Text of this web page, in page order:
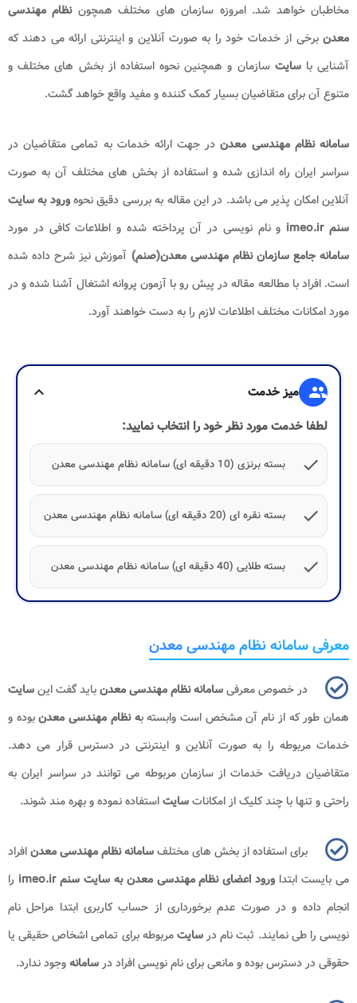
مخاطبان خواهد شد. امروزه سازمان های مختلف همچوننظام مهندسی
معدن برخی از خدمات خود را به صورت آنلاین و اینترنتی ارائه می دهند که
آشنایی باسایتسازمان و همچنین نحوه استفاده از بخش های مختلف و
متنوع آن برای متقاضیان بسیار کمک کننده و مفید واقع خواهد گشت.
سامانه نظام مهندسی معدندر جهت ارائه خدمات به تمامی متقاضیان در
سراسر ایران راه اندازی شده و استفاده از بخش های مختلف آن به صورت
آنلاین امکان پذیر می باشد. در این مقاله به بررسی دقیق نحوهورود به سایت
سنمimeo.ir و نام نویسی در آن پرداخته شده و اطلاعات کافی در مورد
سامانه جامع سازمان نظام مهندسی معدن(صنم) آموزش نیز شرح داده شده
است. افراد با مطالعه مقاله در پیش رو با آزمون پروانه اشتغال آشنا شده و در
مورد امکانات مختلف اطلاعات لازم را به دست خواهند آورد.
group میز خدمت
expand_more
لطفا خدمت مورد نظر خود را انتخاب نمایید:
check
بسته برنزی (10 دقیقه ای) سامانه نظام مهندسی معدن
check بسته نقره ای (20 دقیقه ای) سامانه نظام مهندسی معدن
check بسته طلایی (40 دقیقه ای) سامانه نظام مهندسی معدن
معرفی سامانه نظام مهندسی معدن
در خصوص معرفیسامانه نظام مهندسی معدنباید گفت اینسایت
همان طور که از نام آن مشخص است وابسته به نظام مهندسی معدنبوده و
خدمات مربوطه را به صورت آنلاین و اینترنتی در دسترس قرار می دهد.
متقاضیان دریافت خدمات از سازمان مربوطه می توانند در سراسر ایران به
راحتی و تنها با چند کلیک از امکاناتسایتاستفاده نموده و بهره مند شوند.
برای استفاده از بخش های مختلفسامانه نظام مهندسی معدنافراد
می بایست ابتدا ورود اعضای نظام مهندسی معدن به سایت سنم imeo.ir را
انجام داده و در صورت عدم برخورداری از حساب کاربری ابتدا مراحل نام
نویسی را طی نمایند. ثبت نام درسایتمربوطه برای تمامی اشخاص حقیقی یا
حقوقی در دسترس بوده و مانعی برای نام نویسی افراد درسامانهوجود ندارد.